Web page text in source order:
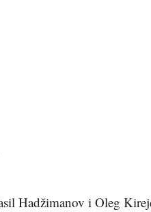
Hadžimanov i Oleg